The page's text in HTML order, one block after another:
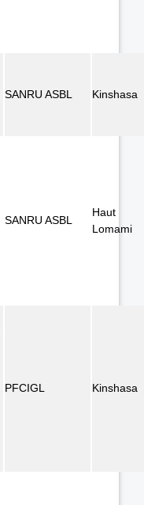
SANRU ASBL Kinshasa
SANRU ASBL
Haut
Lomami
PFCIGL Kinshasa